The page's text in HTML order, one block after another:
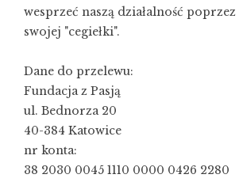
wesprzeć naszą działalność poprzez
swojej "cegiełki".
Dane do przelewu:
Fundacja z Pasją
ul. Bednorza 20
40-384 Katowice
nr konta:
38 2030 0045 1110 0000 0426 2280